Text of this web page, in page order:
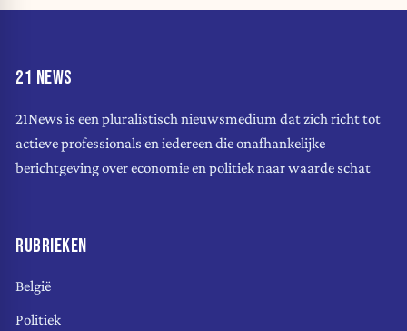
21 NEWS
21News is een pluralistisch nieuwsmedium dat zich richt tot
actieve professionals en iedereen die onafhankelijke
berichtgeving over economie en politiek naar waarde schat
RUBRIEKEN
België
Politiek